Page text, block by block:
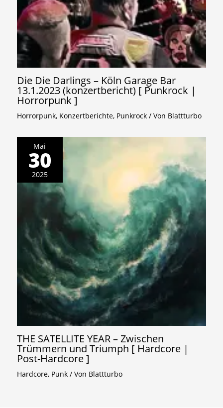
Die Die Darlings – Köln Garage Bar
13.1.2023 (konzertbericht) [ Punkrock |
Horrorpunk ]
Horrorpunk, Konzertberichte, Punkrock / Von Blattturbo
Mai
30
2025
THE SATELLITE YEAR – Zwischen
Trümmern und Triumph [ Hardcore |
Post-Hardcore ]
Hardcore, Punk / Von Blattturbo